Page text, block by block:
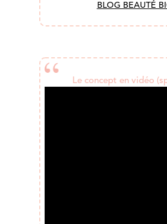
BLOG BEAUTÉ
Le concept en vidéo